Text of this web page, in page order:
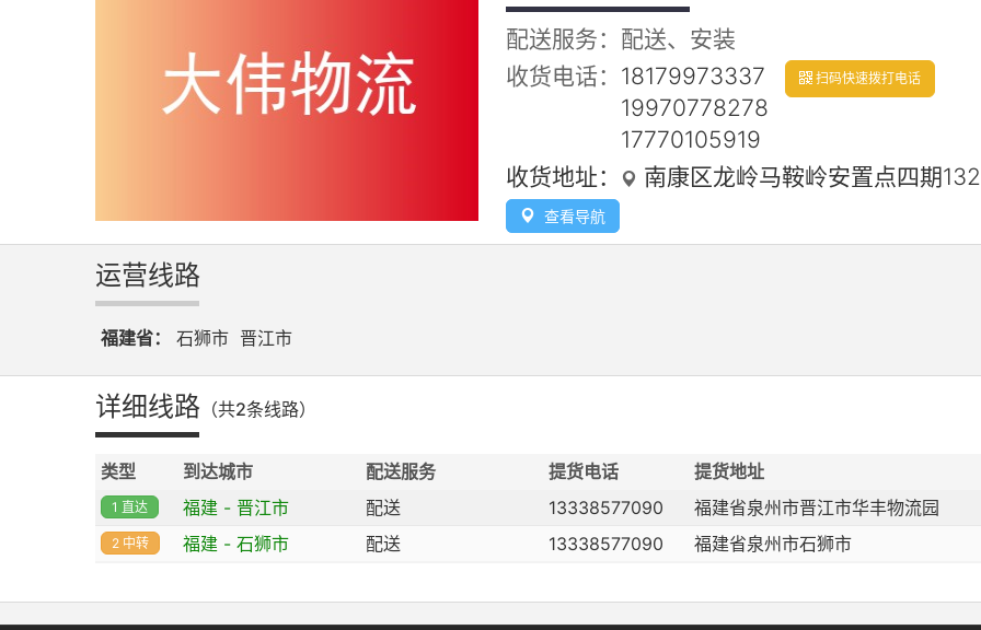
配送服务：配送、安装
收货电话： 18179973337
19970778278
17770105919
扫码快速拨打电话
收货地址： 南康区龙岭马鞍岭安置点四期
查看导航
运营线路
福建省： 石狮市 晋江市
详细线路 （共2条线路）
类型 到达城市 配送服务 提货电话 提货地址
1 直达 福建 - 晋江市 配送 13338577090 福建省泉州市晋江市华丰物流园
2 中转 福建 - 石狮市 配送 13338577090 福建省泉州市石狮市